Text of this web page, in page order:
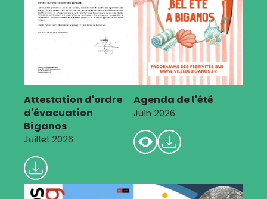
Attestation d'ordre
d'évacuation
Biganos
Juillet 2026
Agenda de l'été
Juin 2026